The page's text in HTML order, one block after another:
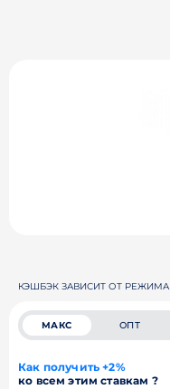
КЭШБЭК ЗАВИСИТ ОТ РЕЖИМА
МАКС ОПТ
Как получить +2%
ко всем этим ставкам ?